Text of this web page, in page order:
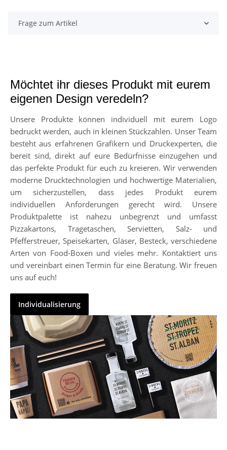
Frage zum Artikel
Möchtet ihr dieses Produkt mit eurem
eigenen Design veredeln?
Unsere Produkte können individuell mit eurem Logo
bedruckt werden, auch in kleinen Stückzahlen. Unser Team
besteht aus erfahrenen Grafikern und Druckexperten, die
bereit sind, direkt auf eure Bedürfnisse einzugehen und
das perfekte Produkt für euch zu kreieren. Wir verwenden
moderne Drucktechnologien und hochwertige Materialien,
um sicherzustellen, dass jedes Produkt eurem
individuellen Anforderungen gerecht wird. Unsere
Produktpalette ist nahezu unbegrenzt und umfasst
Pizzakartons, Tragetaschen, Servietten, Salz- und
Pfefferstreuer, Speisekarten, Gläser, Besteck, verschiedene
Arten von Food-Boxen und vieles mehr. Kontaktiert uns
und vereinbart einen Termin für eine Beratung. Wir freuen
uns auf euch!
Individualisierung